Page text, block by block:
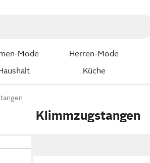
Mode Herren-Mode
Küche
Klimmzugstangen